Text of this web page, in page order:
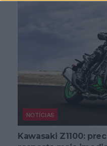
NOTÍCIAS
Kawasaki Z1100: